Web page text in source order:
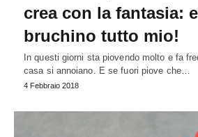
crea con la fantasia:
bruchino tutto mio!
In questi giorni sta piovendo molto e fa
casa si annoiano. E se fuori piove che…
4 Febbraio 2018